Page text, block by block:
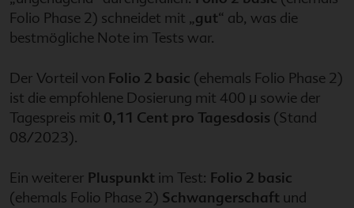
Folio Phase 2) schneidet mit „gut“ ab, was die
bestmögliche Note im Tests war.
Der Vorteil von Folio 2 basic (ehemals Folio Phase 2)
ist die empfohlene Dosierung mit 400 μ sowie der
Tagespreis mit 0,11 Cent pro Tagesdosis (Stand
08/2023).
Ein weiterer Pluspunkt im Test: Folio 2 basic
(ehemals Folio Phase 2) Schwangerschaft und